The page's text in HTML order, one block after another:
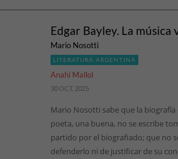
Edgar Bayley. La música
Mario Nosotti
LITERATURA ARGENTINA
Anahí Mallol
30 OCT, 2025
Mario Nosotti sabe que la biografía
poeta, una buena, no se escribe
partido por el biografiado; que no
defenderlo ni de justificar de su